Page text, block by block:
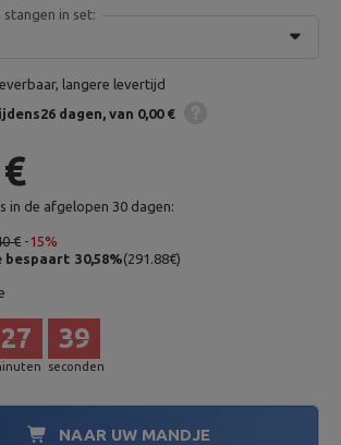
stangen in set:
langere levertijd
dagen van 0,00 €
in de afgelopen 30 dagen:
€ -15%
bespaart 30,58%(291.88€)
27
seconden
38
NAAR UW MANDJE